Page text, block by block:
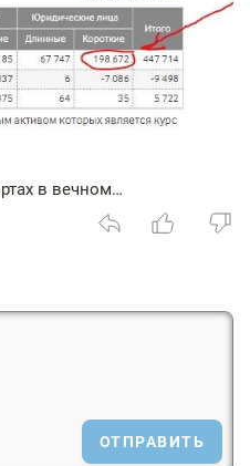
в вечном…
ОТПРАВИТЬ